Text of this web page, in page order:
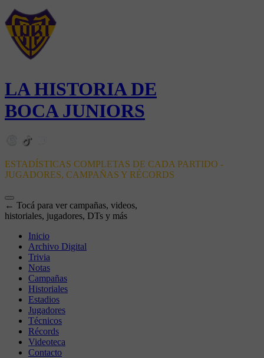
LA HISTORIA DE
BOCA JUNIORS
ESTADÍSTICAS COMPLETAS DE CADA PARTIDO -
JUGADORES, CAMPAÑAS Y RÉCORDS
← Tocá para ver campañas, videos,
historiales, jugadores, DTs y más
Inicio
Archivo Digital
Trivia
Notas
Campañas
Historiales
Estadios
Jugadores
Técnicos
Récords
Videoteca
Contacto